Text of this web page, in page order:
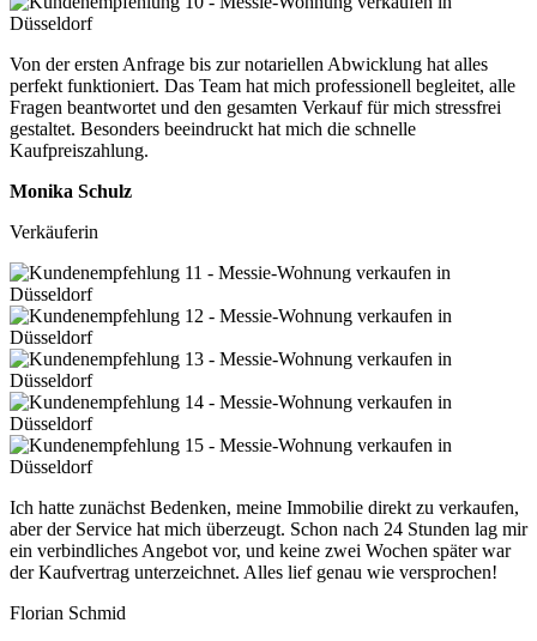
Von der ersten Anfrage bis zur notariellen Abwicklung hat alles
perfekt funktioniert. Das Team hat mich professionell begleitet, alle
Fragen beantwortet und den gesamten Verkauf für mich stressfrei
gestaltet. Besonders beeindruckt hat mich die schnelle
Kaufpreiszahlung.
Monika Schulz
Verkäuferin
Ich hatte zunächst Bedenken, meine Immobilie direkt zu verkaufen,
aber der Service hat mich überzeugt. Schon nach 24 Stunden lag mir
ein verbindliches Angebot vor, und keine zwei Wochen später war
der Kaufvertrag unterzeichnet. Alles lief genau wie versprochen!
Florian Schmid